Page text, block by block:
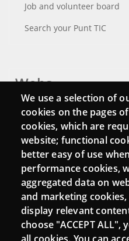
Job and volunteer board
Search your Punt TIC
Webs
Login
Mattermost Punt TIC
Moodle CampusLab
Connect
Contact
We use a selection of
cookies on the pages
cookies, which are
website; functional
better easy of use
performance cookies,
aggregated data on
and marketing
display relevant
choose "ACCEPT